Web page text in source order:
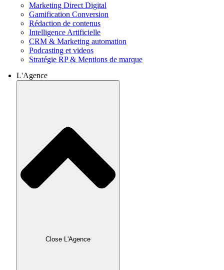
Marketing Direct Digital
Gamification Conversion
Rédaction de contenus
Intelligence Artificielle
CRM & Marketing automation
Podcasting et videos
Stratégie RP & Mentions de marque
L'Agence
Close L'Agence